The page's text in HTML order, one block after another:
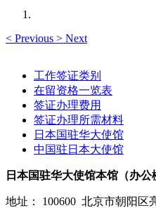
< Previous > Next
工作签证类别
在留资格一览表
签证办理费用
签证办理所需材料
日本国驻华大使馆
中国驻日本大使馆
日本国驻华大使馆本馆（办公
地址： 100600 北京市朝阳区